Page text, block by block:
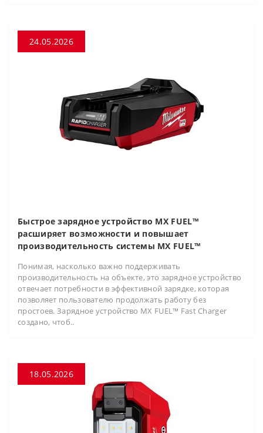
24.05.2026
Быстрое зарядное устройство MX FUEL™
расширяет возможности и повышает
производительность системы MX FUEL™
Понимая, насколько важно поддерживать
производительность на объекте, это зарядное устройство
отвечает потребности в эффективной зарядке, которая
позволяет пользователю продолжать работу без
простоев. Зарядное устройство MX FUEL™ Fast Charger
создано, чтоб..
18.05.2026